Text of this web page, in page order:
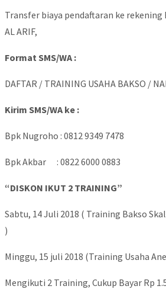
Transfer biaya pendaftaran ke rekening
AL ARIF,
Format SMS/WA :
DAFTAR / TRAINING USAHA BAKSO /
Kirim SMS/WA ke :
Bpk Nugroho : 0812 9349 7478
Bpk Akbar : 0822 6000 0883
“DISKON IKUT 2 TRAINING”
Sabtu, 14 Juli 2018 ( Training Bakso
)
Minggu, 15 juli 2018 (Training Usaha
Mengikuti 2 Training, Cukup Bayar Rp